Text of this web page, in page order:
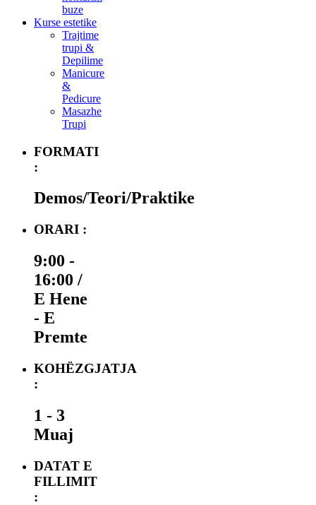
buze
Kurse estetike
Trajtime
trupi &
Depilime
Manicure
&
Pedicure
Masazhe
Trupi
FORMATI
:
Demos/Teori/Praktike
ORARI :
9:00 -
16:00 /
E Hene
- E
Premte
KOHËZGJATJA
:
1 - 3
Muaj
DATAT E
FILLIMIT
: